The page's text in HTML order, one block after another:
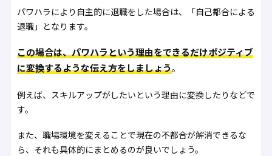
パワハラにより自主的に退職をした場合は、「自己都合による
退職」となります。
この場合は、パワハラという理由をできるだけポジティブ
に変換するような伝え方をしましょう。
例えば、スキルアップがしたいという理由に変換したりなどで
す。
また、職場環境を変えることで現在の不都合が解消できるな
ら、それも具体的にまとめるのが良いでしょう。